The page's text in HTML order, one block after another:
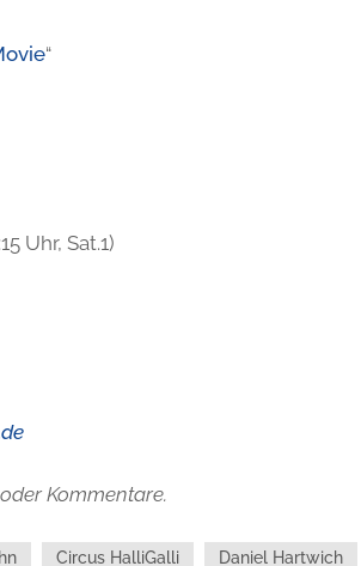
“
Uhr, Sat.1)
Kommentare.
Circus HalliGalli Daniel Hartwich